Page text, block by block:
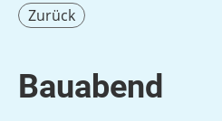
Zurück
Bauabend